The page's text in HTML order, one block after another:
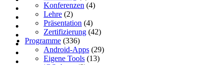
Konferenzen (4)
Lehre (2)
Präsentation (4)
Zertifizierung (42)
Programme (336)
Android-Apps (29)
Eigene Tools (13)